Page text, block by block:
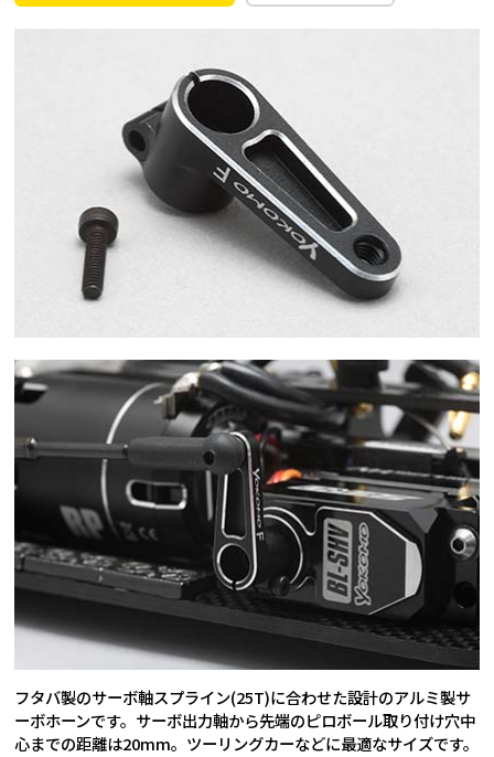
フタバ製のサーボ軸スプライン(25T)に合わせた設計のアルミ製サ
ーボホーンです。サーボ出力軸から先端のピロボール取り付け穴中
心までの距離は20mm。ツーリングカーなどに最適なサイズです。